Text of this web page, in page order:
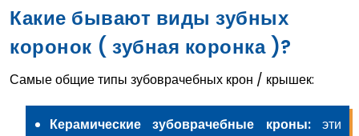
Какие бывают виды зубных
коронок ( зубная коронка )?
Самые общие типы зубоврачебных крон / крышек:
Керамические зубоврачебные кроны: эти